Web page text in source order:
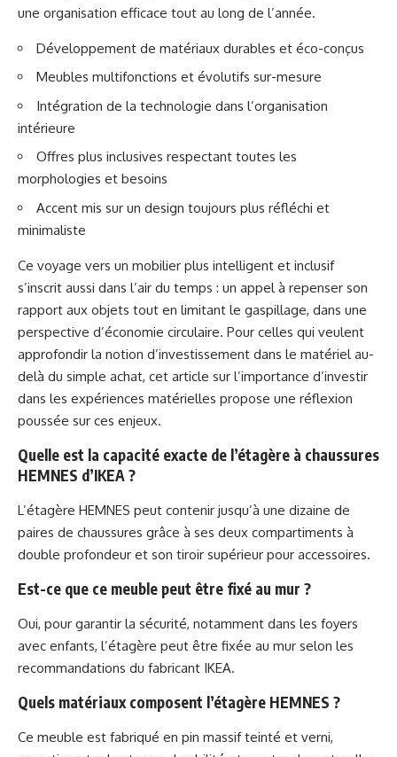
une organisation efficace tout au long de l’année.
Développement de matériaux durables et éco-conçus
Meubles multifonctions et évolutifs sur-mesure
Intégration de la technologie dans l’organisation
intérieure
Offres plus inclusives respectant toutes les
morphologies et besoins
Accent mis sur un design toujours plus réfléchi et
minimaliste
Ce voyage vers un mobilier plus intelligent et inclusif
s’inscrit aussi dans l’air du temps : un appel à repenser son
rapport aux objets tout en limitant le gaspillage, dans une
perspective d’économie circulaire. Pour celles qui veulent
approfondir la notion d’investissement dans le matériel au-
delà du simple achat, cet article sur l’importance d’investir
dans les expériences matérielles propose une réflexion
poussée sur ces enjeux.
Quelle est la capacité exacte de l’étagère à chaussures
HEMNES d’IKEA ?
L’étagère HEMNES peut contenir jusqu’à une dizaine de
paires de chaussures grâce à ses deux compartiments à
double profondeur et son tiroir supérieur pour accessoires.
Est-ce que ce meuble peut être fixé au mur ?
Oui, pour garantir la sécurité, notamment dans les foyers
avec enfants, l’étagère peut être fixée au mur selon les
recommandations du fabricant IKEA.
Quels matériaux composent l’étagère HEMNES ?
Ce meuble est fabriqué en pin massif teinté et verni,